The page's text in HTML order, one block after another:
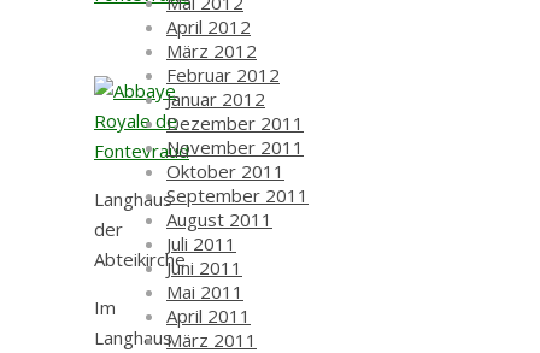
Langhaus
der
Abteikirche
Im
Langhaus
April 2012
März 2012
Februar 2012
Januar 2012
Dezember 2011
November 2011
Oktober 2011
September 2011
August 2011
Juli 2011
Juni 2011
Mai 2011
April 2011
März 2011